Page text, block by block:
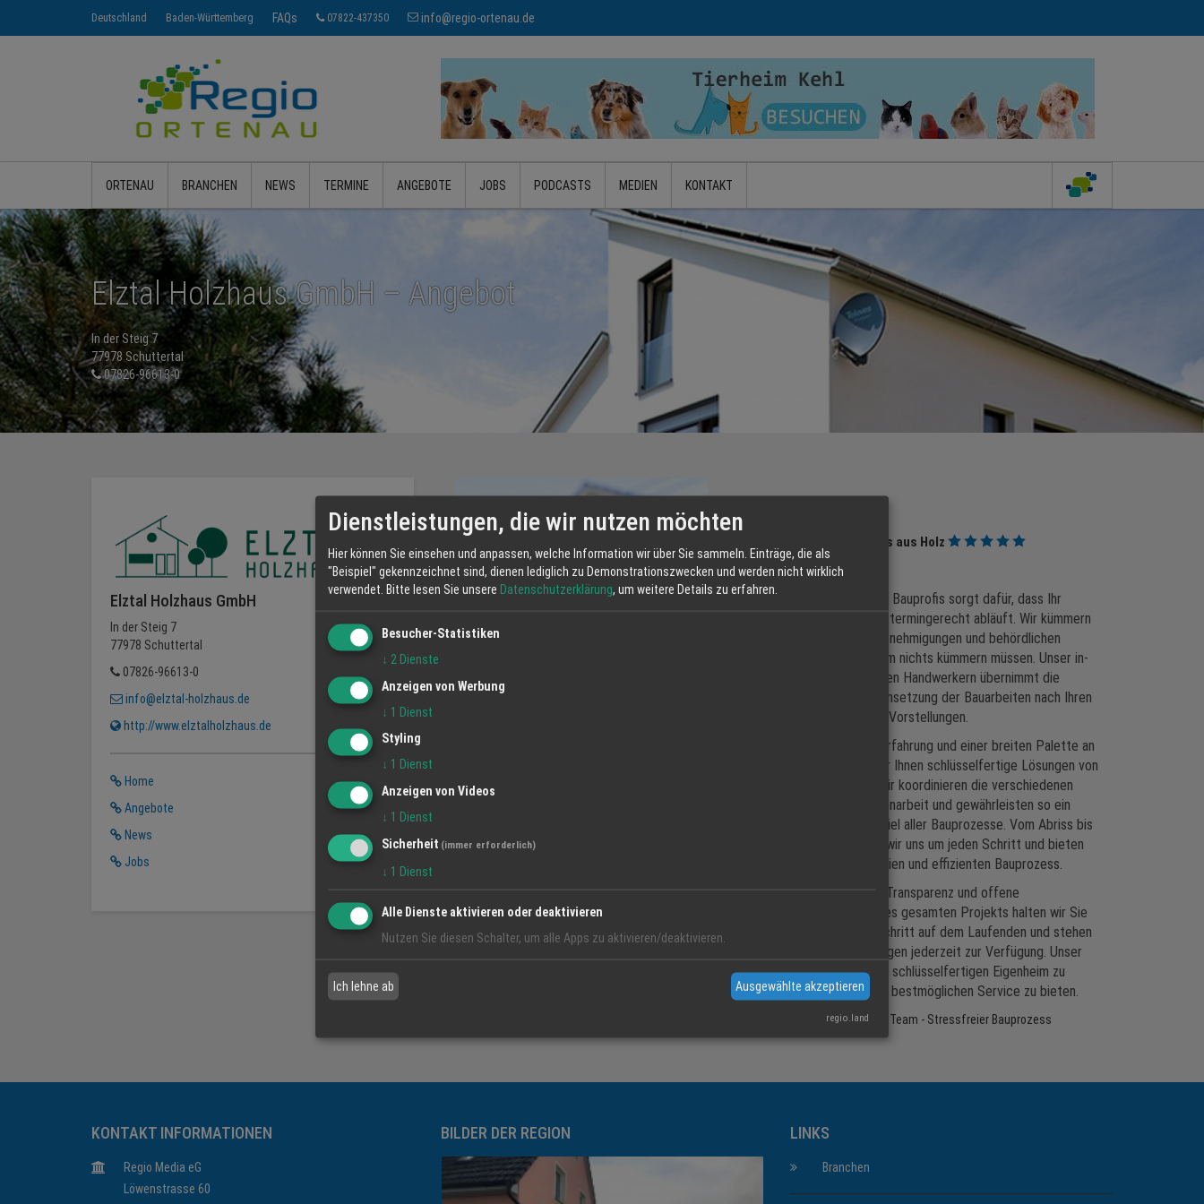
Deutschland Baden-Württemberg FAQs 07822-437350 info@regio-ortenau.de
ORTENAU BRANCHEN NEWS TERMINE ANGEBOTE JOBS PODCASTS MEDIEN KONTAKT
Elztal Holzhaus GmbH – Angebot
In der Steig 7
77978 Schuttertal
07826-96613-0
Elztal Holzhaus GmbH
In der Steig 7
77978 Schuttertal
07826-96613-0
info@elztal-holzhaus.de
http://www.elztalholzhaus.de
Home
Angebote
News
Jobs
Ihr Traumhaus aus Holz
Alles aus einer Hand
Unser Team von erfahrenen Bauprofis sorgt dafür, dass Ihr
Bauprojekt reibungslos und termingerecht abläuft. Wir kümmern
uns um alle notwendigen Genehmigungen und behördlichen
Auflagen, sodass Sie sich um nichts kümmern müssen. Unser in-
house Team aus qualifizierten Handwerkern übernimmt die
gesamte Gestaltung und Umsetzung der Bauarbeiten nach Ihren
individuellen Wünschen und Vorstellungen.
Dank unserer langjährigen Erfahrung und einer breiten Palette an
Fachkenntnissen können wir Ihnen schlüsselfertige Lösungen von
höchster Qualität bieten. Wir koordinieren die verschiedenen
Gewerke in enger Zusammenarbeit und gewährleisten so ein
harmonisches Zusammenspiel aller Bauprozesse. Vom Abriss bis
zum Innenausbau kümmern wir uns um jeden Schritt und bieten
Ihnen somit einen stressfreien und effizienten Bauprozess.
Wir legen großen Wert auf Transparenz und offene
Kommunikation. Während des gesamten Projekts halten wir Sie
regelmäßig über den Fortschritt auf dem Laufenden und stehen
Ihnen bei Fragen oder Anliegen jederzeit zur Verfügung. Unser
Ziel ist es, Ihren Traum vom schlüsselfertigen Eigenheim zu
verwirklichen und Ihnen den bestmöglichen Service zu bieten.
Kategorie:Erfahrenes Team - Stressfreier Bauprozess
KONTAKT INFORMATIONEN
Regio Media eG
Löwenstrasse 60
BILDER DER REGION LINKS
Branchen
Dienstleistungen, die wir nutzen möchten
Hier können Sie einsehen und anpassen, welche Information wir über Sie sammeln. Einträge, die als
"Beispiel" gekennzeichnet sind, dienen lediglich zu Demonstrationszwecken und werden nicht wirklich
verwendet. Bitte lesen Sie unsere Datenschutzerklärung, um weitere Details zu erfahren.
Besucher-Statistiken
↓ 2 Dienste
Anzeigen von Werbung
↓ 1 Dienst
Styling
↓ 1 Dienst
Anzeigen von Videos
↓ 1 Dienst
Sicherheit (immer erforderlich)
↓ 1 Dienst
Alle Dienste aktivieren oder deaktivieren
Nutzen Sie diesen Schalter, um alle Apps zu aktivieren/deaktivieren.
Ich lehne ab Ausgewählte akzeptieren
regio.land